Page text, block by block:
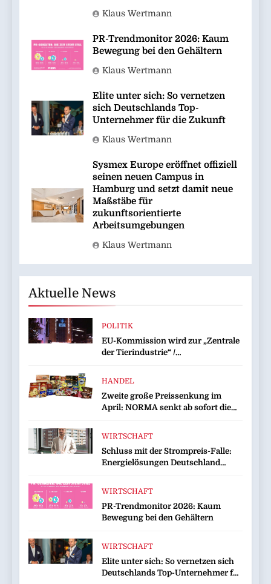
Klaus Wertmann
PR-Trendmonitor 2026: Kaum
Bewegung bei den Gehältern
Klaus Wertmann
Elite unter sich: So vernetzen
sich Deutschlands Top-
Unternehmer für die Zukunft
Klaus Wertmann
Sysmex Europe eröffnet offiziell
seinen neuen Campus in
Hamburg und setzt damit neue
Maßstäbe für
zukunftsorientierte
Arbeitsumgebungen
Klaus Wertmann
Aktuelle News
POLITIK
EU-Kommission wird zur „Zentrale
der Tierindustrie“ /
Brüssel die Nähe der EU-
Kommission zur Tierindustrie an
HANDEL
Zweite große Preissenkung im
April: NORMA senkt ab sofort die
LECKERROM, CREMISEE,
EXCELSIOR süßer und herzhafter
Genuss
WIRTSCHAFT
Schluss mit der Strompreis-Falle:
Energielösungen Deutschland
und dabei sogar Geld verdienen
WIRTSCHAFT
PR-Trendmonitor 2026: Kaum
Bewegung bei den Gehältern
WIRTSCHAFT
Elite unter sich: So vernetzen sich
Deutschlands Top-Unternehmer für